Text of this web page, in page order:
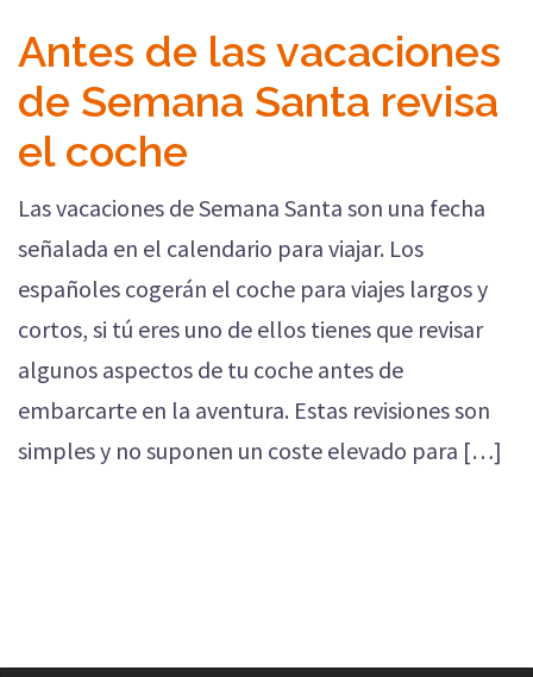
Antes de las vacaciones
de Semana Santa revisa
el coche
Las vacaciones de Semana Santa son una fecha
señalada en el calendario para viajar. Los
españoles cogerán el coche para viajes largos y
cortos, si tú eres uno de ellos tienes que revisar
algunos aspectos de tu coche antes de
embarcarte en la aventura. Estas revisiones son
simples y no suponen un coste elevado para […]